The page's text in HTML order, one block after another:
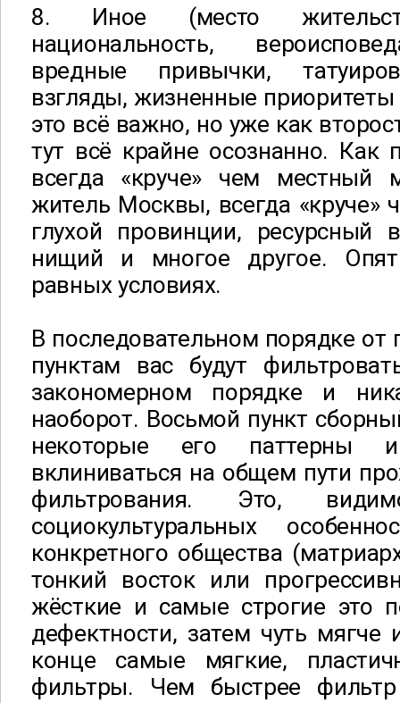
8. Иное (место
национальность,
вредные привычки,
взгляды, жизненные
это всё важно, но уже как
тут всё крайне осознанно. Как
всегда «круче» чем местный
житель Москвы, всегда «круче»
глухой провинции, ресурсный
нищий и многое другое.
равных условиях.
В последовательном порядке от
пунктам вас будут
закономерном порядке и
наоборот. Восьмой пункт
некоторые его паттерны
вклиниваться на общем пути
фильтрования. Это,
социокультуральных
конкретного общества
тонкий восток или
жёсткие и самые строгие это
дефектности, затем чуть мягче
конце самые мягкие,
фильтры. Чем быстрее